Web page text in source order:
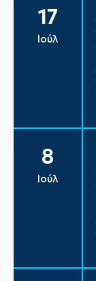
17
Ιούλ
8
Ιούλ